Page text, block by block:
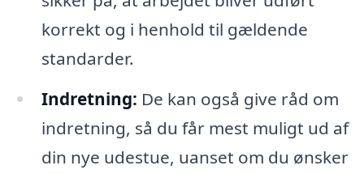
korrekt og i henhold til gældende
standarder.
Indretning: De kan også give råd om
indretning, så du får mest muligt ud af
din nye udestue, uanset om du ønsker